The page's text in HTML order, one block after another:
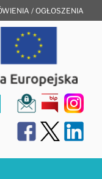
/ OGŁOSZENIA
Contrast
Font size